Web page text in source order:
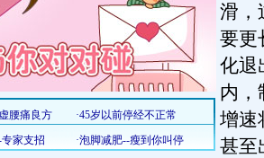
滑，
要更
化退
内，
增速
甚至